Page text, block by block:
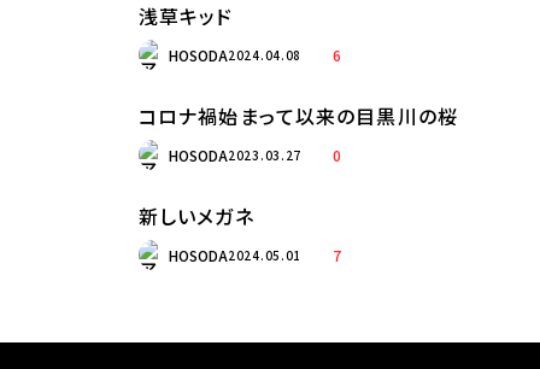
浅草キッド
HOSODA2024.04.08 6
コロナ禍始まって以来の目黒川の桜
HOSODA2023.03.27 0
新しいメガネ
HOSODA2024.05.01 7